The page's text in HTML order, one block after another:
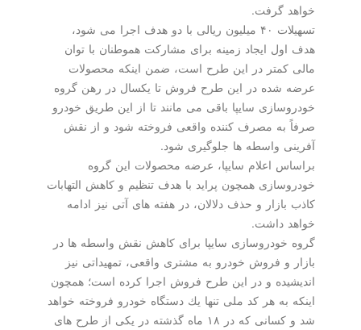
خواهد گرفت.
تسهیلات ۴۰ میلیون ریالی با دو هدف اجرا می شود،
هدف اول ایجاد زمینه برای مشاركت هموطنان با توان
مالی كمتر در این طرح است، ضمن اینكه محصولات
عرضه شده در این طرح فروش تا یكسال در رهن گروه
خودروسازی سایپا باقی می مانند تا از این طریق خودرو
صرفاً به مصرف كننده واقعی فروخته شود و از نقش
آفرینی واسطه ها جلوگیری شود.
براساس اعلام سایپا، عرضه محصولات این گروه
خودروسازی همچون پراید با هدف تنظیم و كاهش التهابات
كاذب بازار و حذف دلالان، در هفته های آتی نیز ادامه
خواهد داشت.
گروه خودروسازی سایپا برای كاهش نقش واسطه ها در
بازار و فروش خودرو به مشتری واقعی، تمهیداتی نیز
اندیشیده و در این طرح فروش اجرا كرده است؛ همچون
اینكه به هر كد ملی تنها یك دستگاه خودرو فروخته خواهد
شد و كسانی كه در ۱۸ ماه گذشته در یكی از طرح های